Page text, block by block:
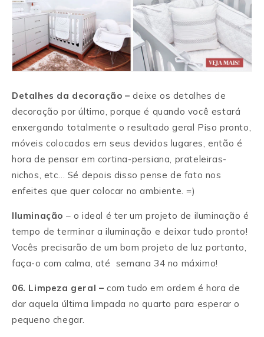
Detalhes da decoração – deixe os detalhes de
decoração por último, porque é quando você estará
enxergando totalmente o resultado geral Piso pronto,
móveis colocados em seus devidos lugares, então é
hora de pensar em cortina-persiana, prateleiras-
nichos, etc… Sé depois disso pense de fato nos
enfeites que quer colocar no ambiente. =)
Iluminação – o ideal é ter um projeto de iluminação é
tempo de terminar a iluminação e deixar tudo pronto!
Vocês precisarão de um bom projeto de luz portanto,
faça-o com calma, até semana 34 no máximo!
06. Limpeza geral – com tudo em ordem é hora de
dar aquela última limpada no quarto para esperar o
pequeno chegar.